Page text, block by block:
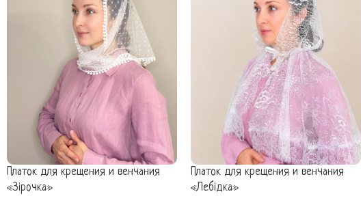
Платок для крещения и венчания
«Зірочка»
Платок для крещения и венчания
«Лебідка»